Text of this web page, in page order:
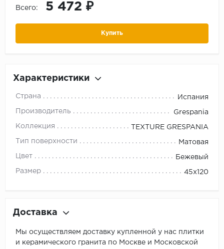
Всего: 5 472 ₽
Купить
Характеристики
Страна Испания
Производитель Grespania
Коллекция TEXTURE GRESPANIA
Тип поверхности Матовая
Цвет Бежевый
Размер 45x120
Доставка
Мы осуществляем доставку купленной у нас плитки
и керамического гранита по Москве и Московской